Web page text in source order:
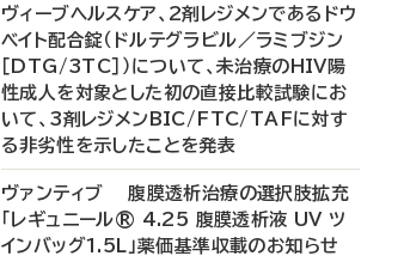
ヴィーブヘルスケア、2剤レジメンであるドウ
ベイト配合錠（ドルテグラビル／ラミブジン
［DTG/3TC］）について、未治療のHIV陽
性成人を対象とした初の直接比較試験にお
いて、3剤レジメンBIC/FTC/TAFに対す
る非劣性を示したことを発表
ヴァンティブ 腹膜透析治療の選択肢拡充
「レギュニール® 4.25 腹膜透析液 UV ツ
インバッグ1.5L」薬価基準収載のお知らせ